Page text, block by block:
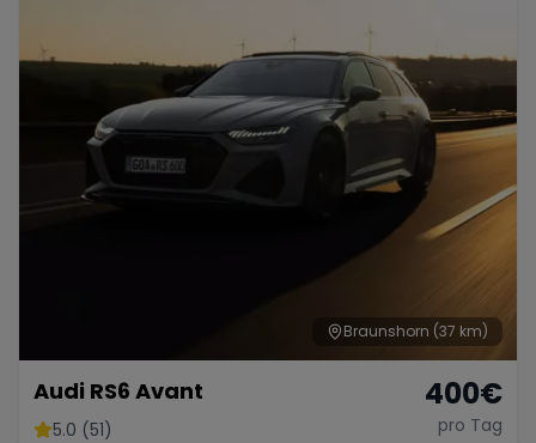
Braunshorn (37 km)
Audi RS6 Avant
5.0 (51)
400€
pro Tag